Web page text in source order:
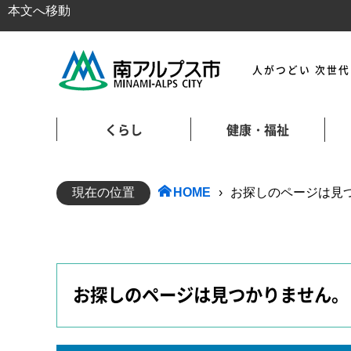
本文へ移動
人がつどい 次世
くらし 健康・福祉
現在の位置 HOME › お探しのページは見
お探しのページは見つかりません